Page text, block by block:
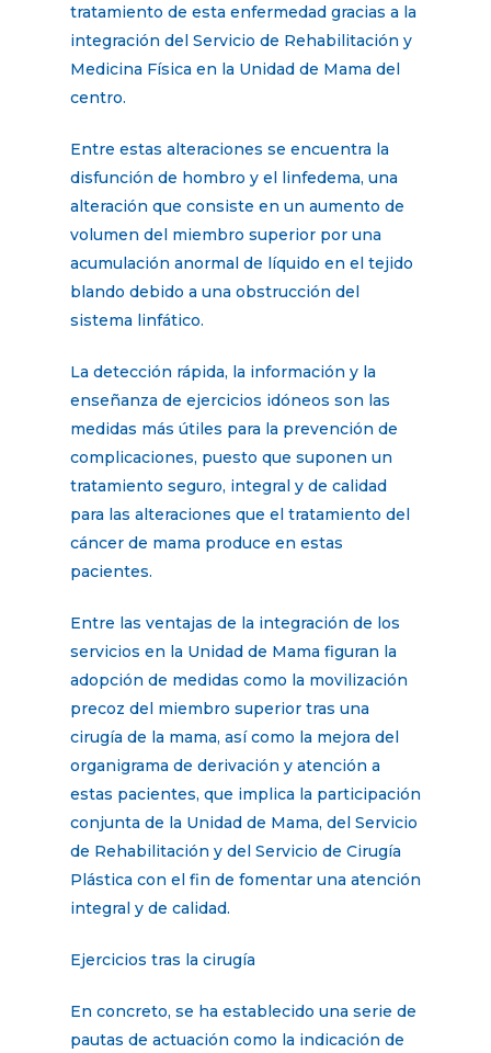
tratamiento de esta enfermedad gracias a la
integración del Servicio de Rehabilitación y
Medicina Física en la Unidad de Mama del
centro.
Entre estas alteraciones se encuentra la
disfunción de hombro y el linfedema, una
alteración que consiste en un aumento de
volumen del miembro superior por una
acumulación anormal de líquido en el tejido
blando debido a una obstrucción del
sistema linfático.
La detección rápida, la información y la
enseñanza de ejercicios idóneos son las
medidas más útiles para la prevención de
complicaciones, puesto que suponen un
tratamiento seguro, integral y de calidad
para las alteraciones que el tratamiento del
cáncer de mama produce en estas
pacientes.
Entre las ventajas de la integración de los
servicios en la Unidad de Mama figuran la
adopción de medidas como la movilización
precoz del miembro superior tras una
cirugía de la mama, así como la mejora del
organigrama de derivación y atención a
estas pacientes, que implica la participación
conjunta de la Unidad de Mama, del Servicio
de Rehabilitación y del Servicio de Cirugía
Plástica con el fin de fomentar una atención
integral y de calidad.
Ejercicios tras la cirugía
En concreto, se ha establecido una serie de
pautas de actuación como la indicación de